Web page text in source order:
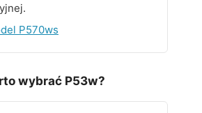
P570ws
wybrać P53w?